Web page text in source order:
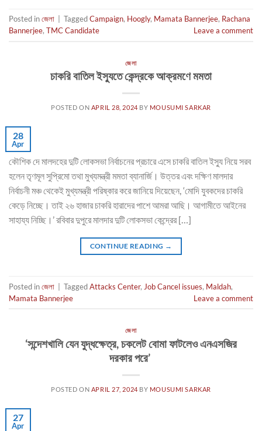
Posted inজেলা TaggedCampaign, Hoogly, Mamata Bannerjee, Rachana
Bannerjee, TMC Candidate Leave a comment
জেলা
চাকরি বাতিল ইস্যুতে কেন্দ্রকে আক্রমণে মমতা
POSTED ON APRIL 28, 2024 BY MOUSUMI SARKAR
28
Apr
কৌশিক দে মালদহের দুটি লোকসভা নির্বাচনের প্রচারে এসে চাকরি বাতিল ইস্যু নিয়ে সরব
হলেন তৃণমূল সুপ্রিমো তথা মুখ্যমন্ত্রী মমতা ব্যানার্জি। উত্তর এবং দক্ষিণ মালদার
নির্বাচনী মঞ্চ থেকেই মুখ্যমন্ত্রী পরিষ্কার করে জানিয়ে দিয়েছেন, ‘মোদি যুবকদের চাকরি
কেড়ে নিচ্ছে। তাই ২৬ হাজার চাকরি হারাদের পাশে আমরা আছি। আগামীতে আইনের
সাহায্য নিচ্ছি।’ রবিবার দুপুরে মালদার দুটি লোকসভা কেন্দ্রের […]
CONTINUE READING →
Posted inজেলা TaggedAttacks Center, Job Cancel issues, Maldah,
Mamata Bannerjee
Leave a comment
জেলা
‘সন্দেশখালি যেন যুদ্ধক্ষেত্র, চকলেট বোমা ফাটলেও এনএসজির
দরকার পরে’
POSTED ON APRIL 27, 2024 BY MOUSUMI SARKAR
27
Apr